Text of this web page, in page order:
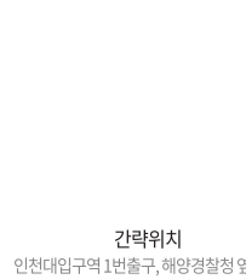
간략위치
인천대입구역 1번출구, 해양경찰청